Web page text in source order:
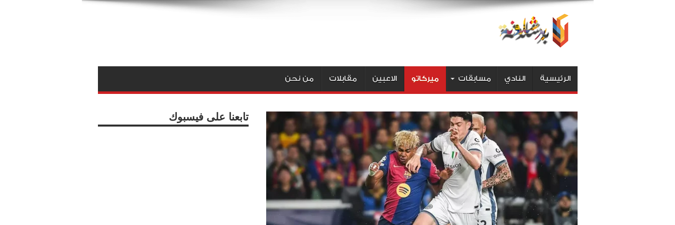
الرئيسية النادي مسابقات ميركاتو الاعبين مقابلات من نحن
تابعنا على فيسبوك